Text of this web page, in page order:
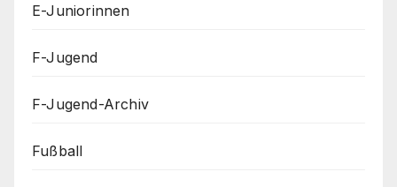
E-Juniorinnen
F-Jugend
F-Jugend-Archiv
Fußball